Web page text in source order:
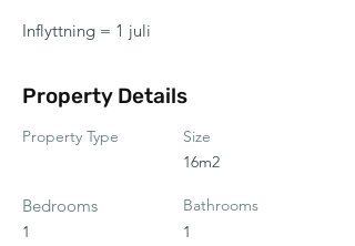
Inflyttning = 1 juli
Property Details
Property Type
Bedrooms
1
Size
16m2
Bathrooms
1